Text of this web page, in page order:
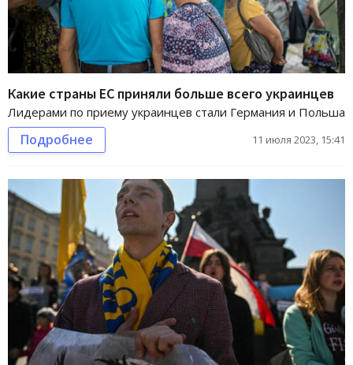
Какие страны ЕС приняли больше всего украинцев
Лидерами по приему украинцев стали Германия и Польша
Подробнее 11 июля 2023, 15:41